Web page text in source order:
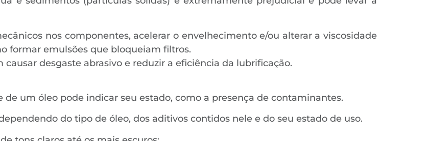
nos componentes, acelerar o envelhecimento e/ou alterar a viscosidade
formar emulsões que bloqueiam filtros.
desgaste abrasivo e reduzir a eficiência da lubrificação.
de um óleo pode indicar seu estado, como a presença de contaminantes.
do tipo de óleo, dos aditivos contidos nele e do seu estado de uso.